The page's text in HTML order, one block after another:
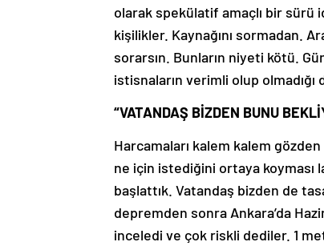
olarak spekülatif amaçlı bir sürü
kişilikler. Kaynağını sormadan.
sorarsın. Bunların niyeti kötü.
istisnaların verimli olup olmadığı
“VATANDAŞ BİZDEN BUNU
Harcamaları kalem kalem
ne için istediğini ortaya koyması
başlattık. Vatandaş bizden de
depremden sonra Ankara’da
inceledi ve çok riskli dediler. 1